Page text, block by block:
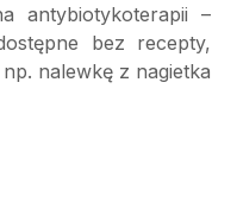
antybiotykoterapii –
bez recepty,
nalewkę z nagietka